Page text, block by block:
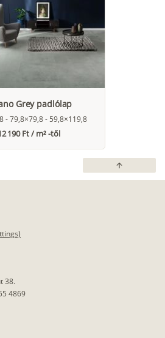
Grey padlólap
- 79,8×79,8 - 59,8×119,8
190 Ft / m² -től
arrow_upward
38.
4869